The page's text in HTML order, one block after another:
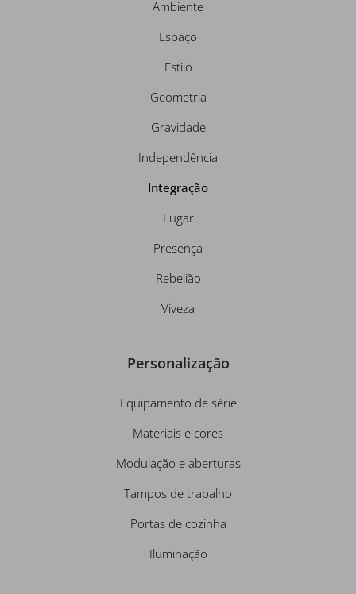
Ambiente
Espaço
Estilo
Geometria
Gravidade
Independência
Integração
Lugar
Presença
Rebelião
Viveza
Personalização
Equipamento de série
Materiais e cores
Modulação e aberturas
Tampos de trabalho
Portas de cozinha
Iluminação